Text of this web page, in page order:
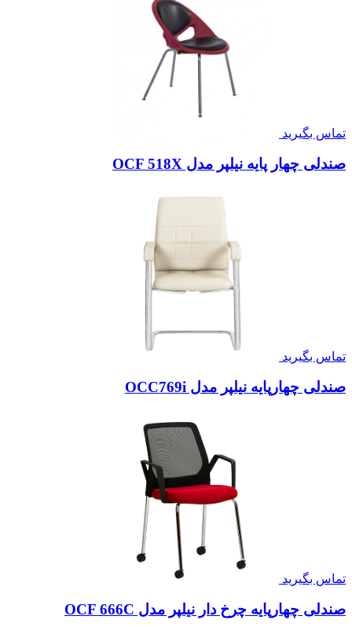
تماس بگیرید
صندلی چهار پایه نیلپر مدل OCF 518X
تماس بگیرید
صندلی چهارپایه نیلپر مدل OCC769i
تماس بگیرید
صندلی چهارپایه چرخ دار نیلپر مدل OCF 666C